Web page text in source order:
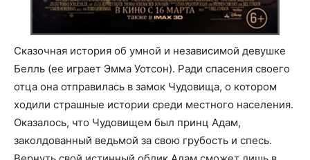
Сказочная история об умной и независимой девушке
Белль (ее играет Эмма Уотсон). Ради спасения своего
отца она отправилась в замок Чудовища, о котором
ходили страшные истории среди местного населения.
Оказалось, что Чудовищем был принц Адам,
заколдованный ведьмой за свою грубость и спесь.